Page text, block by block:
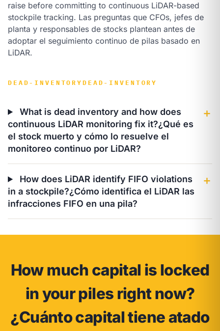
raise before committing to continuous LiDAR-based
stockpile tracking. Las preguntas que CFOs, jefes de
planta y responsables de stocks plantean antes de
adoptar el seguimiento continuo de pilas basado en
LiDAR.
DEAD-INVENTORYDEAD-INVENTORY
What is dead inventory and how does
continuous LiDAR monitoring fix it?¿Qué es
el stock muerto y cómo lo resuelve el
monitoreo continuo por LiDAR?
＋
How does LiDAR identify FIFO violations
in a stockpile?¿Cómo identifica el LiDAR las
infracciones FIFO en una pila?
＋
How much capital is locked
in your piles right now?
¿Cuánto capital tiene atado